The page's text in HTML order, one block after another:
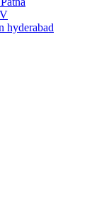
hyderabad